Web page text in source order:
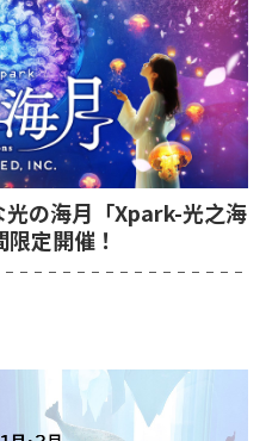
の海月「Xpark-光之海
定開催！